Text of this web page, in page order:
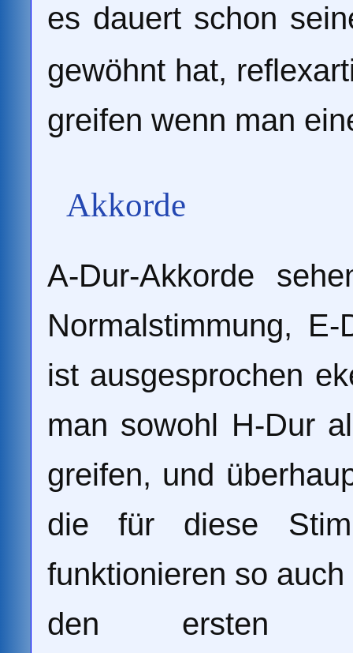
es dauert schon
gewöhnt hat,
greifen wenn man
Akkorde
A-Dur-Akkorde
Normalstimmung,
ist ausgesprochen
man sowohl H-Dur
greifen, und
die für diese
funktionieren so
den ersten